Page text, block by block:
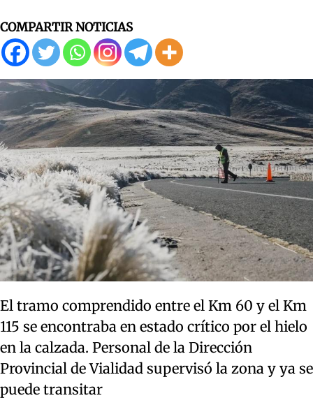
COMPARTIR NOTICIAS
El tramo comprendido entre el Km 60 y el Km
115 se encontraba en estado crítico por el hielo
en la calzada. Personal de la Dirección
Provincial de Vialidad supervisó la zona y ya se
puede transitar